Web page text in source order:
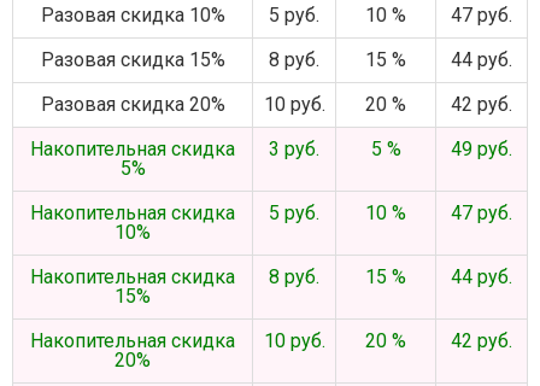
Разовая скидка 10%
5 руб. 10 %
47 руб.
Разовая скидка 15%
8 руб. 15 %
44 руб.
Разовая скидка 20%
10 руб. 20 %
42 руб.
Накопительная скидка
5%
3 руб. 5 % 49 руб.
Накопительная скидка
10%
5 руб. 10 % 47 руб.
Накопительная скидка
15%
8 руб. 15 % 44 руб.
Накопительная скидка
20%
10 руб. 20 % 42 руб.